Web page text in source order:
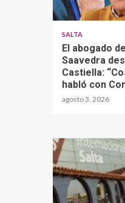
SALTA
El abogado
Saavedra
Castiella:
habló con
agosto 3, 2026